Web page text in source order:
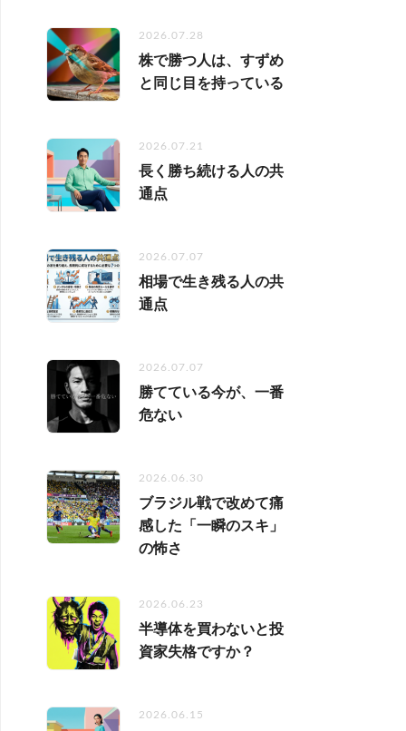
2026.07.28
株で勝つ人は、すずめ
と同じ目を持っている
2026.07.21
長く勝ち続ける人の共
通点
2026.07.07
相場で生き残る人の共
通点
2026.07.07
勝てている今が、一番
危ない
2026.06.30
ブラジル戦で改めて痛
感した「一瞬のスキ」
の怖さ
2026.06.23
半導体を買わないと投
資家失格ですか？
2026.06.15